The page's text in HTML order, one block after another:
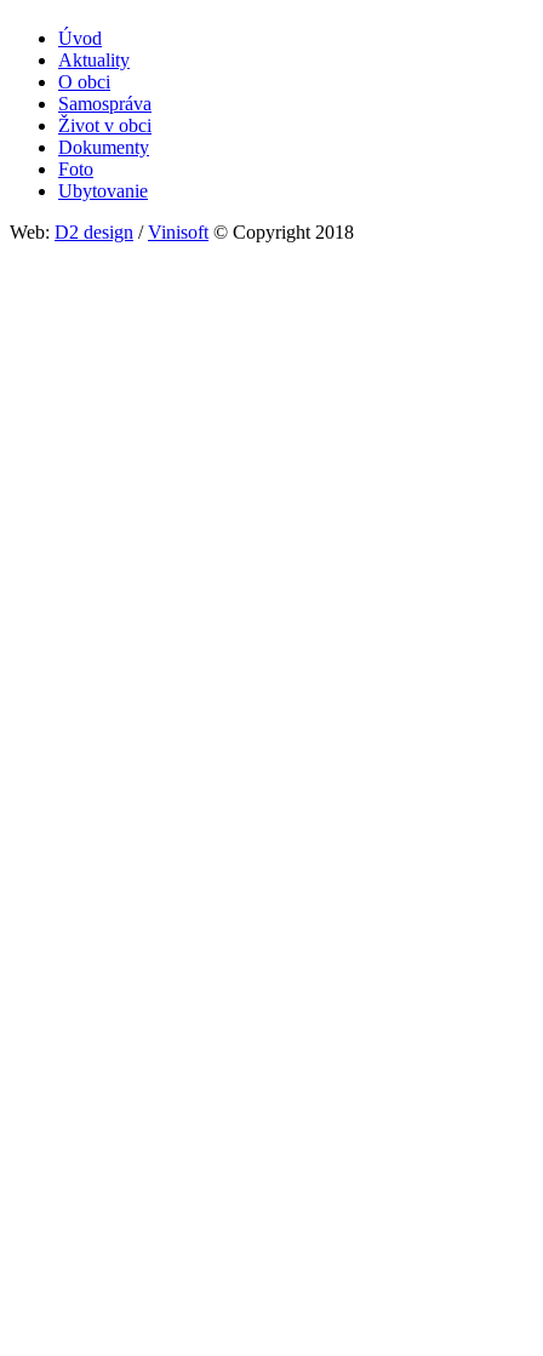
Úvod
Aktuality
O obci
Samospráva
Život v obci
Dokumenty
Foto
Ubytovanie
Web: D2 design /Vinisoft © Copyright 2018